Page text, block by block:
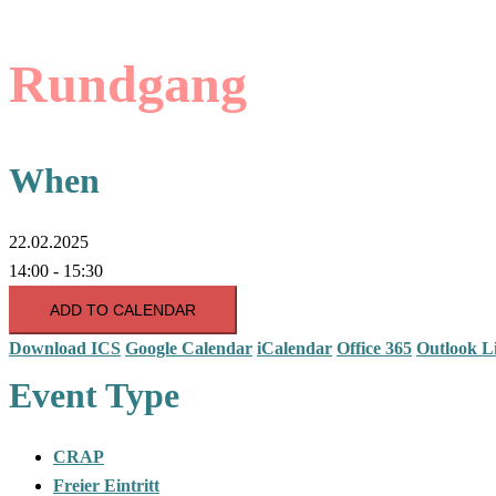
Rundgang
When
22.02.2025
14:00 - 15:30
ADD TO CALENDAR
Download ICS Google Calendar iCalendar Office 365 Outlook
Event Type
CRAP
Freier Eintritt